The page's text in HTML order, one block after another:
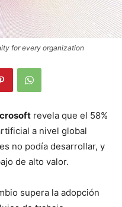
for every organization
revela que el 58%
a nivel global
no podía desarrollar, y
de alto valor.
supera la adopción